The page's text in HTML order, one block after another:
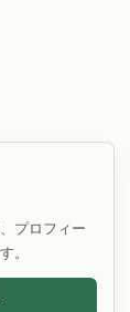
プロフィー
。